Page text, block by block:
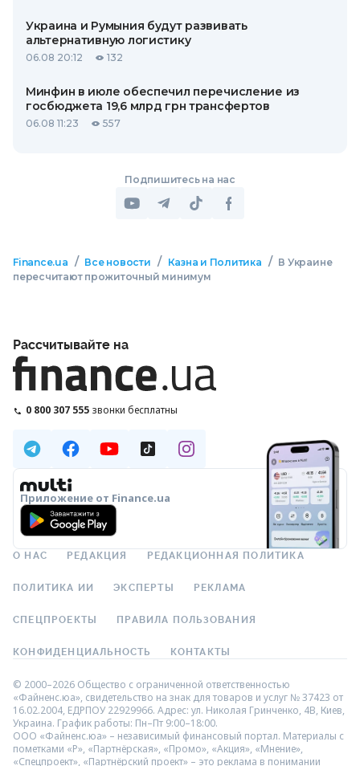
Украина и Румыния будут развивать
альтернативную логистику
06.08 20:12 132
Минфин в июле обеспечил перечисление из
госбюджета 19,6 млрд грн трансфертов
06.08 11:23 557
Подпишитесь на нас
Finance.ua / Все новости / Казна и Политика / В Украине
пересчитают прожиточный минимум
Рассчитывайте на
0 800 307 555 звонки бесплатны
Приложение от Finance.ua
О НАС РЕДАКЦИЯ РЕДАКЦИОННАЯ ПОЛИТИКА
ПОЛИТИКА ИИ ЭКСПЕРТЫ РЕКЛАМА
СПЕЦПРОЕКТЫ ПРАВИЛА ПОЛЬЗОВАНИЯ
КОНФИДЕНЦИАЛЬНОСТЬ КОНТАКТЫ
© 2000–2026 Общество с ограниченной ответственностью
«Файненс.юа», свидетельство на знак для товаров и услуг № 37423 от
16.02.2004, ЕДРПОУ 22929966. Адрес: ул. Николая Гринченко, 4В, Киев,
Украина. График работы: Пн–Пт 9:00–18:00.
ООО «Файненс.юа» – независимый финансовый портал. Материалы с
пометками «Р», «Партнёрская», «Промо», «Акция», «Мнение»,
«Спецпроект», «Партнёрский проект» – это реклама в понимании